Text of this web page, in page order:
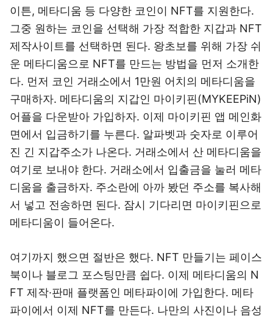
이튼, 메타디움 등 다양한 코인이 NFT를 지원한다.
그중 원하는 코인을 선택해 가장 적합한 지갑과 NFT
제작사이트를 선택하면 된다. 왕초보를 위해 가장 쉬
운 메타디움으로 NFT를 만드는 방법을 먼저 소개한
다. 먼저 코인 거래소에서 1만원 어치의 메타디움을
구매하자. 메타디움의 지갑인 마이키핀(MYKEEPiN)
어플을 다운받아 가입하자. 이제 마이키핀 앱 메인화
면에서 입금하기를 누른다. 알파벳과 숫자로 이루어
진 긴 지갑주소가 나온다. 거래소에서 산 메타디움을
여기로 보내야 한다. 거래소에서 입출금을 눌러 메타
디움을 출금하자. 주소란에 아까 봤던 주소를 복사해
서 넣고 전송하면 된다. 잠시 기다리면 마이키핀으로
메타디움이 들어온다.
여기까지 했으면 절반은 했다. NFT 만들기는 페이스
북이나 블로그 포스팅만큼 쉽다. 이제 메타디움의 N
FT 제작·판매 플랫폼인 메타파이에 가입한다. 메타
파이에서 이제 NFT를 만든다. 나만의 사진이나 음성